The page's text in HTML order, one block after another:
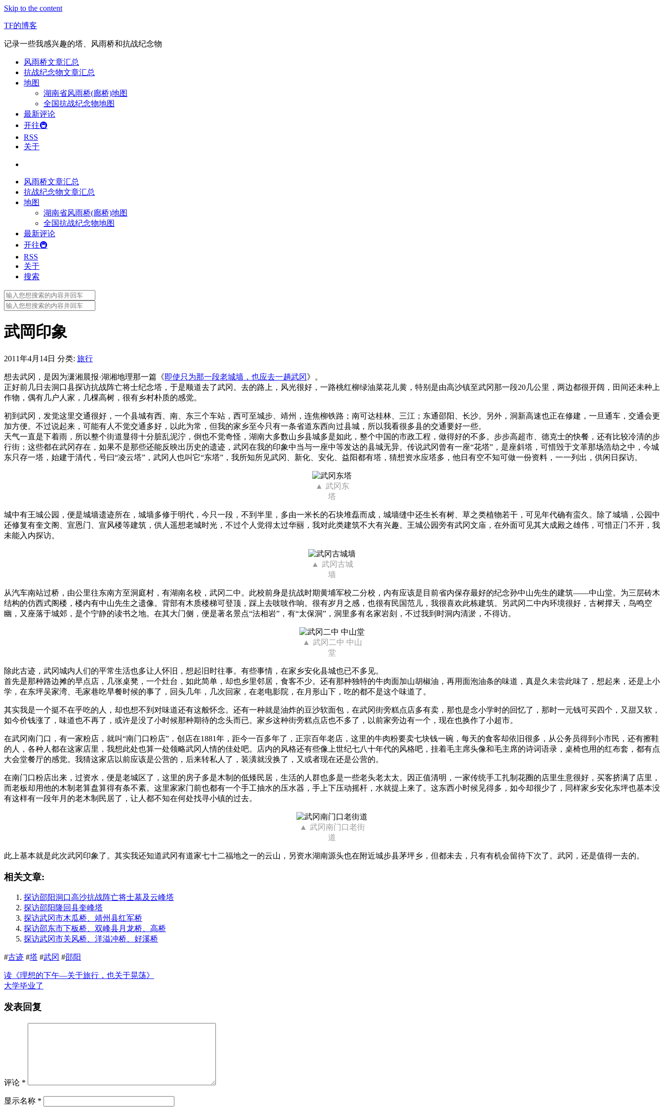
Skip to the content
TF的博客
记录一些我感兴趣的塔、风雨桥和抗战纪念物
风雨桥文章汇总
抗战纪念物文章汇总
地图
湖南省风雨桥(廊桥)地图
全国抗战纪念物地图
最新评论
开往🚇
RSS
关于
风雨桥文章汇总
抗战纪念物文章汇总
地图
湖南省风雨桥(廊桥)地图
全国抗战纪念物地图
最新评论
开往🚇
RSS
关于
搜索
Search
for:
Search
for:
武岡印象
2011年4月14日 分类: 旅行
想去武冈，是因为潇湘晨报·湖湘地理那一篇《即使只为那一段老城墙，也应去一趟武冈 》。
正好前几日去洞口县探访抗战阵亡将士纪念塔，于是顺道去了武冈。去的路上，风光很好，一路桃红柳绿油菜花儿黄，特别是由高沙镇至武冈那一段20几公里，两边都很开阔，田间还未种上
作物，偶有几户人家，几棵高树，很有乡村朴质的感觉。
初到武冈，发觉这里交通很好，一个县城有西、南、东三个车站，西可至城步、靖州，连焦柳铁路；南可达桂林、三江；东通邵阳、长沙。另外，洞新高速也正在修建，一旦通车，交通会更
加方便。不过说起来，可能有人不觉交通多好，以此为常，但我的家乡至今只有一条省道东西向过县城，所以我看很多县的交通要好一些。
天气一直是下着雨，所以整个街道显得十分脏乱泥泞，倒也不觉奇怪，湖南大多数山乡县城多是如此，整个中国的市政工程，做得好的不多。步步高超市、德克士的快餐，还有比较冷清的步
行街；这些都在武冈存在，如果不是那些还能反映出历史的遗迹，武冈在我的印象中当与一座中等发达的县城无异。传说武冈曾有一座“花塔”，是座斜塔，可惜毁于文革那场浩劫之中，今城
东只存一塔，始建于清代，号曰“凌云塔”，武冈人也叫它“东塔”，我所知所见武冈、新化、安化、益阳都有塔，猜想资水应塔多，他日有空不知可做一份资料，一一列出，供闲日探访。
武冈东
塔
城中有王城公园，便是城墙遗迹所在，城墙多修于明代，今只一段，不到半里，多由一米长的石块堆磊而成，城墙缝中还生长有树、草之类植物若干，可见年代确有蛮久。除了城墙，公园中
还修复有奎文阁、宣恩门、宣风楼等建筑，供人遥想老城时光，不过个人觉得太过华丽，我对此类建筑不大有兴趣。王城公园旁有武冈文庙，在外面可见其大成殿之雄伟，可惜正门不开，我
未能入内探访。
武冈古城
墙
从汽车南站过桥，由公里往东南方至洞庭村，有湖南名校，武冈二中。此校前身是抗战时期黄埔军校二分校，内有应该是目前省内保存最好的纪念孙中山先生的建筑——中山堂。为三层砖木
结构的仿西式阁楼，楼内有中山先生之遗像。背部有木质楼梯可登顶，踩上去吱吱作响。很有岁月之感，也很有民国范儿，我很喜欢此栋建筑。另武冈二中内环境很好，古树撑天，鸟鸣空
幽，又座落于城郊，是个宁静的读书之地。在其大门侧，便是著名景点“法相岩”，有“太保洞”，洞里多有名家岩刻，不过我到时洞内清淤，不得访。
武冈二中 中山
堂
除此古迹，武冈城内人们的平常生活也多让人怀旧，想起旧时往事。有些事情，在家乡安化县城也已不多见。
首先是那种路边摊的早点店，几张桌凳，一个灶台，如此简单，却也乡里邻居，食客不少。还有那种独特的牛肉面加山胡椒油，再用面泡油条的味道，真是久未尝此味了，想起来，还是上小
学，在东坪吴家湾、毛家巷吃早餐时候的事了，回头几年，几次回家，在老电影院，在月形山下，吃的都不是这个味道了。
其实我是一个挺不在乎吃的人，却也想不到对味道还有这般怀念。还有一种就是油炸的豆沙软面包，在武冈街旁糕点店多有卖，那也是念小学时的回忆了，那时一元钱可买四个，又甜又软，
如今价钱涨了，味道也不再了，或许是没了小时候那种期待的念头而已。家乡这种街旁糕点店也不多了，以前家旁边有一个，现在也换作了小超市。
在武冈南门口，有一家粉店，就叫“南门口粉店”，创店在1881年，距今一百多年了，正宗百年老店，这里的牛肉粉要卖七块钱一碗，每天的食客却依旧很多，从公务员得到小市民，还有擦鞋
的人，各种人都在这家店里，我想此处也算一处领略武冈人情的佳处吧。店内的风格还有些像上世纪七八十年代的风格吧，挂着毛主席头像和毛主席的诗词语录，桌椅也用的红布套，都有点
大会堂餐厅的感觉。我猜这家店以前应该是公营的，后来转私人了，装潢就没换了，又或者现在还是公营的。
在南门口粉店出来，过资水，便是老城区了，这里的房子多是木制的低矮民居，生活的人群也多是一些老头老太太。因正值清明，一家传统手工扎制花圈的店里生意很好，买客挤满了店里，
而老板却用他的木制老算盘算得有条不紊。这里家家门前也都有一个手工抽水的压水器，手上下压动摇杆，水就提上来了。这东西小时候见得多，如今却很少了，同样家乡安化东坪也基本没
有这样有一段年月的老木制民居了，让人都不知在何处找寻小镇的过去。
武冈南门口老街
道
此上基本就是此次武冈印象了。其实我还知道武冈有道家七十二福地之一的云山，另资水湖南源头也在附近城步县茅坪乡，但都未去，只有有机会留待下次了。武冈，还是值得一去的。
相关文章:
探访邵阳洞口高沙抗战阵亡将士墓及云峰塔
探访邵阳隆回县奎峰塔
探访武冈市木瓜桥、靖州县红军桥
探访邵东市下板桥、双峰县月龙桥、高桥
探访武冈市关风桥、洋溢冲桥、好溪桥
#古迹 #塔 #武冈 #邵阳
读《理想的下午—关于旅行，也关于晃荡》
大学毕业了
发表回复
评论 *
显示名称 *